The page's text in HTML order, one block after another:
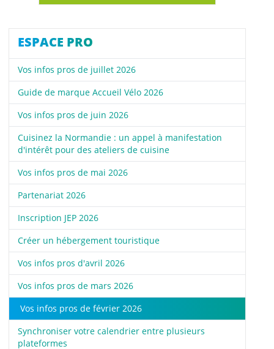
ESPACE PRO
Vos infos pros de juillet 2026
Guide de marque Accueil Vélo 2026
Vos infos pros de juin 2026
Cuisinez la Normandie : un appel à manifestation
d'intérêt pour des ateliers de cuisine
Vos infos pros de mai 2026
Partenariat 2026
Inscription JEP 2026
Créer un hébergement touristique
Vos infos pros d'avril 2026
Vos infos pros de mars 2026
Vos infos pros de février 2026
Synchroniser votre calendrier entre plusieurs
plateformes